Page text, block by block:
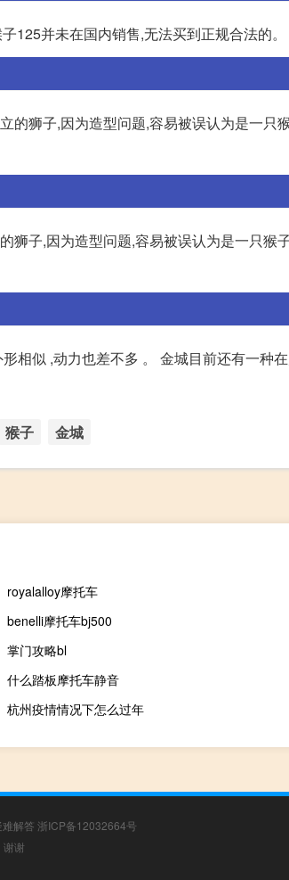
125并未在国内销售,无法买到正规合法的。
狮子,因为造型问题,容易被误认为是一只
子,因为造型问题,容易被误认为是一只猴
相似 ,动力也差不多 。 金城目前还有一种
猴子 金城
royalalloy摩托车
benelli摩托车bj500
掌门攻略bl
什么踏板摩托车静音
杭州疫情情况下怎么过年
难解答 浙ICP备12032664号
谢谢